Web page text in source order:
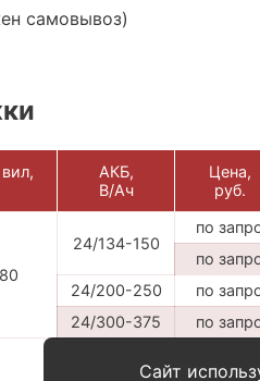
самовывоз)
АКБ,
В/Ач
Цена,
руб.
24/134-150
по
по
24/200-250
по
24/300-375 по
Сайт